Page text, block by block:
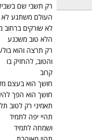
רק תשבי שם
העולם משתגע לא
לא שורקים ברחוב
הלא טוב משכנע
רק תרצה והוא
והטוב, להחזיק בו
קרוב
חושך הוא בעצם
חושך הוא הפך
תאמיני רק לטוב
תהיי יפה לתמיד
ושמחה לתמיד